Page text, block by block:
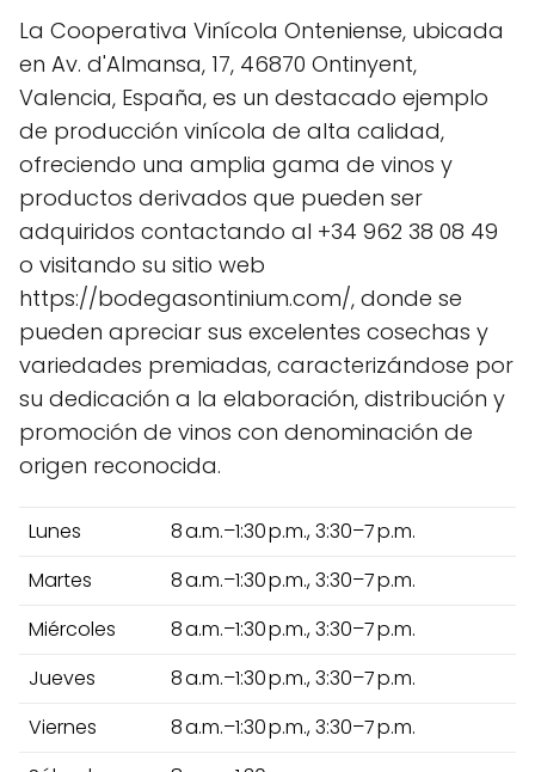
La Cooperativa Vinícola Onteniense, ubicada
en Av. d'Almansa, 17, 46870 Ontinyent,
Valencia, España, es un destacado ejemplo
de producción vinícola de alta calidad,
ofreciendo una amplia gama de vinos y
productos derivados que pueden ser
adquiridos contactando al +34 962 38 08 49
o visitando su sitio web
https://bodegasontinium.com/, donde se
pueden apreciar sus excelentes cosechas y
variedades premiadas, caracterizándose por
su dedicación a la elaboración, distribución y
promoción de vinos con denominación de
origen reconocida.
Lunes
8 a.m.–1:30 p.m., 3:30–7 p.m.
Martes
8 a.m.–1:30 p.m., 3:30–7 p.m.
Miércoles
8 a.m.–1:30 p.m., 3:30–7 p.m.
Jueves
8 a.m.–1:30 p.m., 3:30–7 p.m.
Viernes
8 a.m.–1:30 p.m., 3:30–7 p.m.